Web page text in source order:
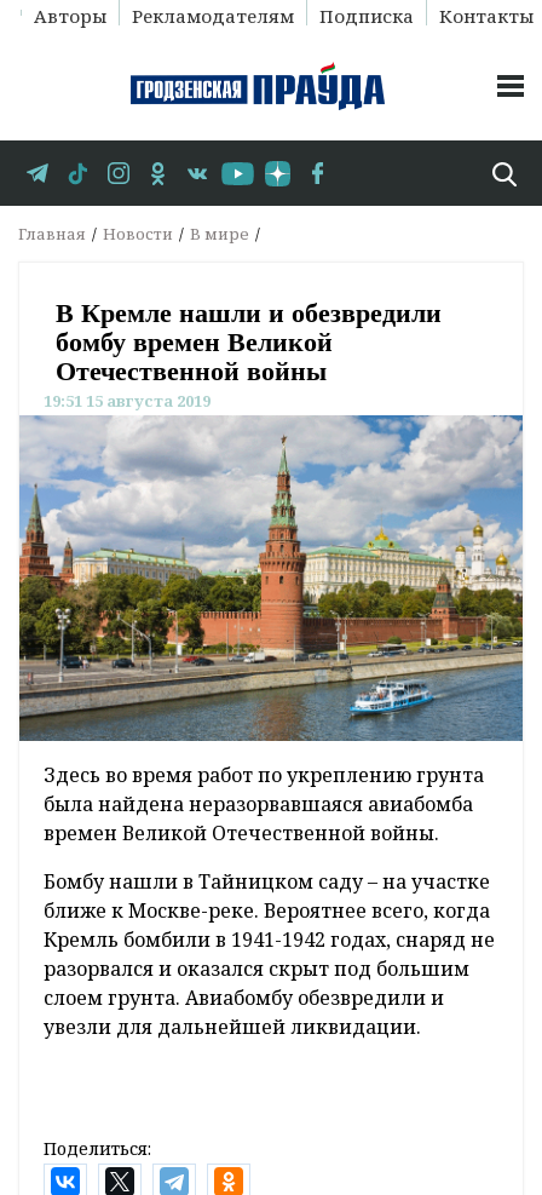
Авторы Рекламодателям Подписка Контакты
Главная Новости В мире
В Кремле нашли и обезвредили
бомбу времен Великой
Отечественной войны
19:51 15 августа 2019
Здесь во время работ по укреплению грунта
была найдена неразорвавшаяся авиабомба
времен Великой Отечественной войны.
Бомбу нашли в Тайницком саду – на участке
ближе к Москве-реке. Вероятнее всего, когда
Кремль бомбили в 1941-1942 годах, снаряд не
разорвался и оказался скрыт под большим
слоем грунта. Авиабомбу обезвредили и
увезли для дальнейшей ликвидации.
Поделиться: